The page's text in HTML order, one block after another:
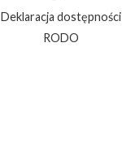
Deklaracja dostępności
RODO